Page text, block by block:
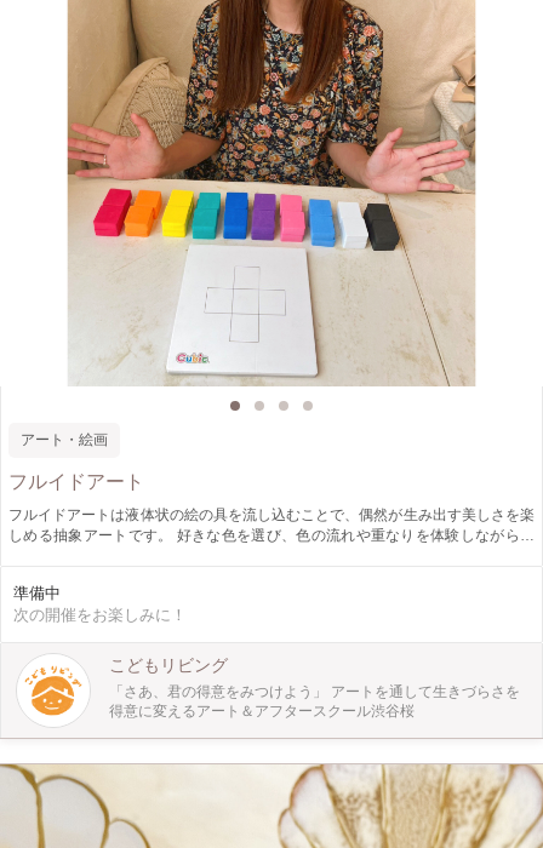
単にきれいな絵が描けるパステルシャインアートのお教室 tomoepastel パステ
ルシャインアートは、パステルを粉状にしてコットンに色をなじませて絵を描く
画法です。お子様からご年配の方まで一緒に楽しめる、そして初めての方でも素
敵な作品が作れるのが魅力のアートです。型紙を使って描いていくので、初心者
の方や絵が苦手な方でも簡単に絵を描くことができます。
アート・絵画
フルイドアート
フルイドアートは液体状の絵の具を流し込むことで、偶然が生み出す美しさを楽
しめる抽象アートです。 好きな色を選び、色の流れや重なりを体験しながらア
てみてください。
準備中
次の開催をお楽しみに！
こどもリビング
「さあ、君の得意をみつけよう」 アートを通して生きづらさを
得意に変えるアート＆アフタースクール渋谷桜